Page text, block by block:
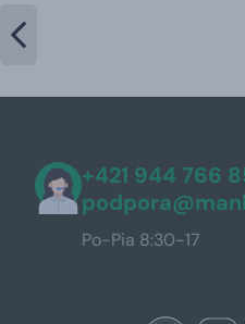
+421 944 766
Po-Pia 8:30-17